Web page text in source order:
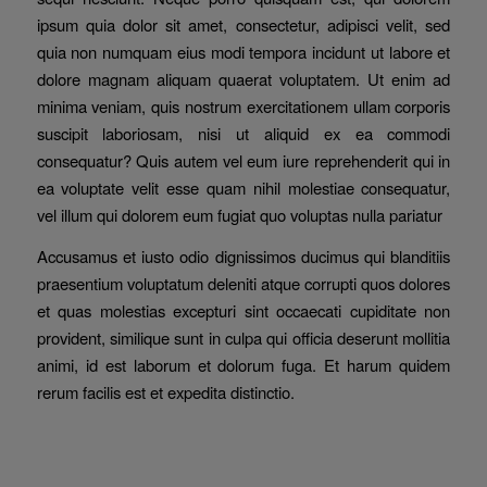
ipsum quia dolor sit amet, consectetur, adipisci velit, sed
quia non numquam eius modi tempora incidunt ut labore et
dolore magnam aliquam quaerat voluptatem. Ut enim ad
minima veniam, quis nostrum exercitationem ullam corporis
suscipit laboriosam, nisi ut aliquid ex ea commodi
consequatur? Quis autem vel eum iure reprehenderit qui in
ea voluptate velit esse quam nihil molestiae consequatur,
vel illum qui dolorem eum fugiat quo voluptas nulla pariatur
Accusamus et iusto odio dignissimos ducimus qui blanditiis
praesentium voluptatum deleniti atque corrupti quos dolores
et quas molestias excepturi sint occaecati cupiditate non
provident, similique sunt in culpa qui officia deserunt mollitia
animi, id est laborum et dolorum fuga. Et harum quidem
rerum facilis est et expedita distinctio.